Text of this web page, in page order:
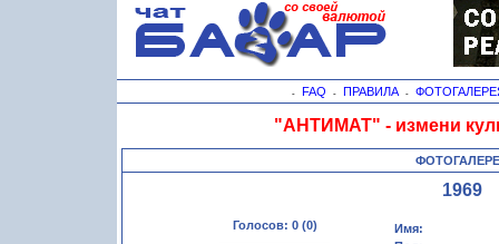
- FAQ - ПРАВИЛА-
"АНТИМАТ" - измени
1969
Голосов: 0 (0)
Имя: